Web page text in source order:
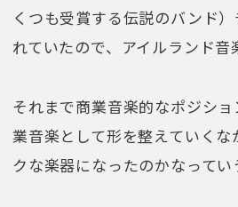
くつも受賞する伝説のバンド
れていたので、アイルランド音
それまで商業音楽的なポジシ
業音楽として形を整えていく
クな楽器になったのかなってい